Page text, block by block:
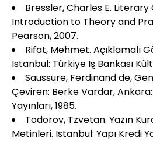
Bressler, Charles E.
Introduction to Theory and
Pearson, 2007.
Rifat, Mehmet. Açıklamalı
İstanbul: Türkiye İş Bankası
Saussure, Ferdinand de,
Çeviren: Berke Vardar,
Yayınları, 1985.
Todorov, Tzvetan. Yazın
Metinleri. İstanbul: Yapı Kredi